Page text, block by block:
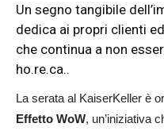
Un segno tangibile
dedica ai propri clienti
che continua a non
ho.re.ca..
La serata al KaiserKeller è
Effetto WoW, un’iniziativa